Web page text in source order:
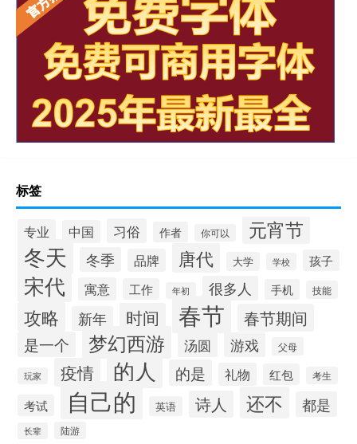
标签
专业 中国 习俗 作者 你可以 元宵节
冬天 冬季 品牌 唐代 大学 学校 孩子
宋代 寓意 工作 年初 很多人 手机 技能
攻略 新年 时间 春节 春节期间
是一个 梦幻西游 汤圆 游戏 父母
玩家 疫情 的人 的是 礼物 红包 考生
考试 自己的 英语 诗人 还不 都是
长辈 陆游